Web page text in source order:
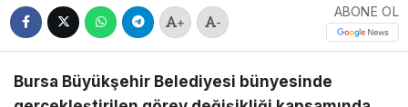
+ -
ABONE OL
Bursa Büyükşehir Belediyesi bünyesinde